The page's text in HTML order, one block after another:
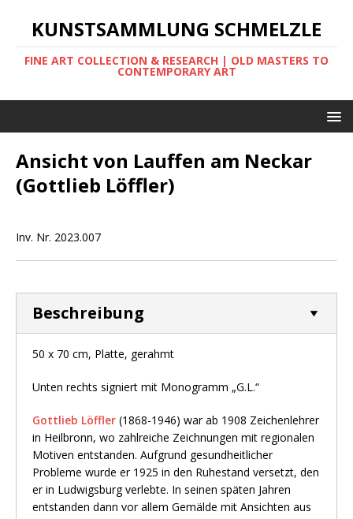
KUNSTSAMMLUNG SCHMELZLE
FINE ART COLLECTION & RESEARCH | OLD MASTERS TO
CONTEMPORARY ART
Ansicht von Lauffen am Neckar
(Gottlieb Löffler)
Inv. Nr. 2023.007
Beschreibung
50 x 70 cm, Platte, gerahmt
Unten rechts signiert mit Monogramm „G.L.“
Gottlieb Löffler (1868-1946) war ab 1908 Zeichenlehrer
in Heilbronn, wo zahlreiche Zeichnungen mit regionalen
Motiven entstanden. Aufgrund gesundheitlicher
Probleme wurde er 1925 in den Ruhestand versetzt, den
er in Ludwigsburg verlebte. In seinen späten Jahren
entstanden dann vor allem Gemälde mit Ansichten aus